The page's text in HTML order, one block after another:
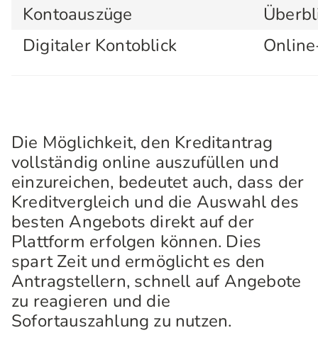
Kontoauszüge
Digitaler Kontoblick
Die Möglichkeit, den Kreditantrag
vollständig online auszufüllen und
einzureichen, bedeutet auch, dass der
Kreditvergleich und die Auswahl des
besten Angebots direkt auf der
Plattform erfolgen können. Dies
spart Zeit und ermöglicht es den
Antragstellern, schnell auf Angebote
zu reagieren und die
Sofortauszahlung zu nutzen.